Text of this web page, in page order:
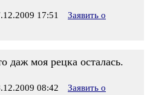
17:51
Заявить о
даж моя рецка осталась.
08:42
Заявить о